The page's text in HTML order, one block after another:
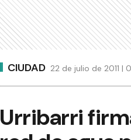
CIUDAD 22 de julio de 2011 |
Urribarri